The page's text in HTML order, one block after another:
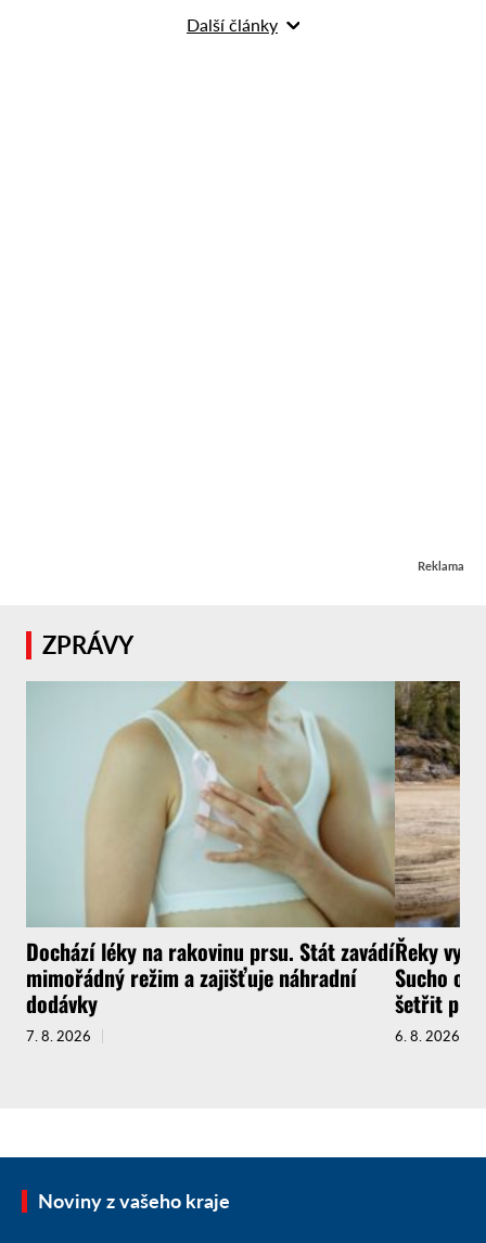
Další články
Reklama
ZPRÁVY
Dochází léky na rakovinu prsu. Stát zavádí
mimořádný režim a zajišťuje náhradní
dodávky
7. 8. 2026
Řeky
Sucho
šetřit
6. 8. 2026
Noviny z vašeho kraje